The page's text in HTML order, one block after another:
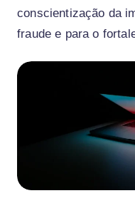
conscientização da
fraude e para o